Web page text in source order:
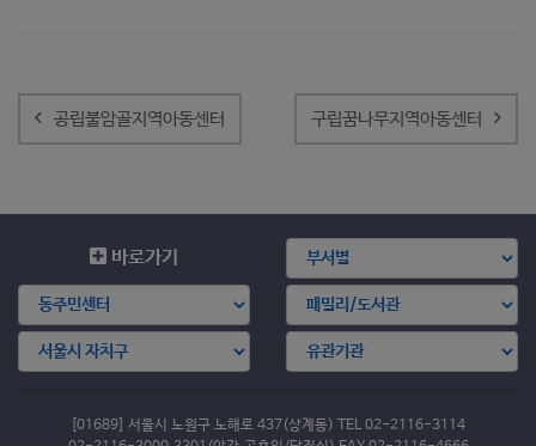
내
비 공립불암골지역아동센터 구립꿈나무지역아동센터
바로가기
[01689] 서울시 노원구 노해로 437(상계동) TEL 02-2116-3114